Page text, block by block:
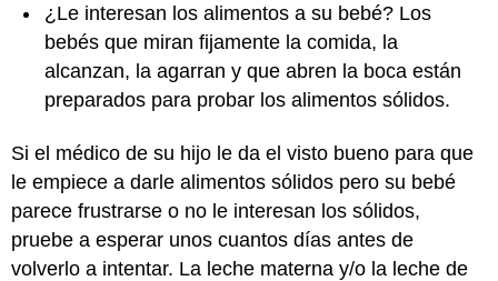
¿Le interesan los alimentos a su bebé? Los
bebés que miran fijamente la comida, la
alcanzan, la agarran y que abren la boca están
preparados para probar los alimentos sólidos.
Si el médico de su hijo le da el visto bueno para que
le empiece a darle alimentos sólidos pero su bebé
parece frustrarse o no le interesan los sólidos,
pruebe a esperar unos cuantos días antes de
volverlo a intentar. La leche materna y/o la leche de